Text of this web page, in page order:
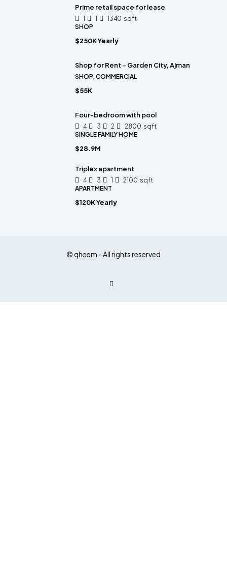
Prime retail space for lease
1 1 1340 sqft
SHOP
$250K Yearly
Shop for Rent – Garden City, Ajman
SHOP, COMMERCIAL
$55K
Four-bedroom with pool
4 3 2 2800 sqft
SINGLE FAMILY HOME
$28.9M
Triplex apartment
4 3 1 2100 sqft
APARTMENT
$120K Yearly
© qheem - All rights reserved